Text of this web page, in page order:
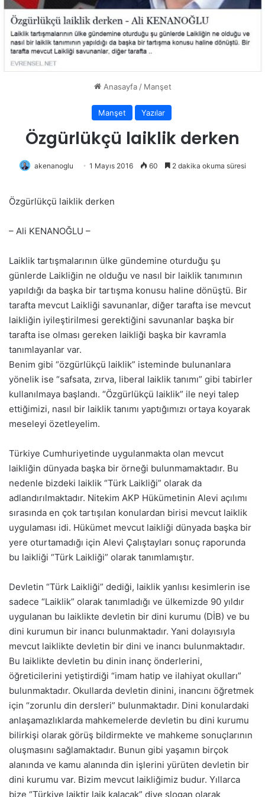
Anasayfa / Manşet
Manşet Yazılar
Özgürlükçü laiklik derken
akenanoglu 1 Mayıs 2016 60 2 dakika okuma süresi
Özgürlükçü laiklik derken
– Ali KENANOĞLU –
Laiklik tartışmalarının ülke gündemine oturduğu şu
günlerde Laikliğin ne olduğu ve nasıl bir laiklik tanımının
yapıldığı da başka bir tartışma konusu haline dönüştü. Bir
tarafta mevcut Laikliği savunanlar, diğer tarafta ise mevcut
laikliğin iyileştirilmesi gerektiğini savunanlar başka bir
tarafta ise olması gereken laikliği başka bir kavramla
tanımlayanlar var.
Benim gibi “özgürlükçü laiklik” isteminde bulunanlara
yönelik ise “safsata, zırva, liberal laiklik tanımı” gibi tabirler
kullanılmaya başlandı. “Özgürlükçü laiklik” ile neyi talep
ettiğimizi, nasıl bir laiklik tanımı yaptığımızı ortaya koyarak
meseleyi özetleyelim.
Türkiye Cumhuriyetinde uygulanmakta olan mevcut
laikliğin dünyada başka bir örneği bulunmamaktadır. Bu
nedenle bizdeki laiklik “Türk Laikliği” olarak da
adlandırılmaktadır. Nitekim AKP Hükümetinin Alevi açılımı
sırasında en çok tartışılan konulardan birisi mevcut laiklik
uygulaması idi. Hükümet mevcut laikliği dünyada başka bir
yere oturtamadığı için Alevi Çalıştayları sonuç raporunda
bu laikliği “Türk Laikliği” olarak tanımlamıştır.
Devletin “Türk Laikliği” dediği, laiklik yanlısı kesimlerin ise
sadece “Laiklik” olarak tanımladığı ve ülkemizde 90 yıldır
uygulanan bu laiklikte devletin bir dini kurumu (DİB) ve bu
dini kurumun bir inancı bulunmaktadır. Yani dolayısıyla
mevcut laiklikte devletin bir dini ve inancı bulunmaktadır.
Bu laiklikte devletin bu dinin inanç önderlerini,
öğreticilerini yetiştirdiği “imam hatip ve ilahiyat okulları”
bulunmaktadır. Okullarda devletin dinini, inancını öğretmek
için “zorunlu din dersleri” bulunmaktadır. Dini konulardaki
anlaşamazlıklarda mahkemelerde devletin bu dini kurumu
bilirkişi olarak görüş bildirmekte ve mahkeme sonuçlarının
oluşmasını sağlamaktadır. Bunun gibi yaşamın birçok
alanında ve kamu alanında din işlerini yürüten devletin bir
dini kurumu var. Bizim mevcut laikliğimiz budur. Yıllarca
bize “Türkiye laiktir laik kalacak” diye slogan olarak